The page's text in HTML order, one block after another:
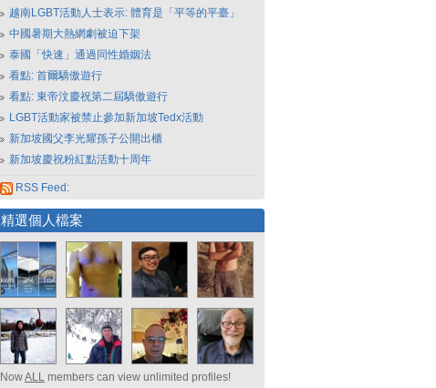
越南LGBT活動人士表示: 體育是「平等的平臺」
中國暑期大熱網劇被迫下架
泰國「快速」通過同性婚姻法
看點: 首爾驕傲遊行
看點: 東帝汶慶祝第二屆驕傲遊行
LGBT活動家被禁止參加新加坡Tedx活動
新加坡國父李光耀孫子公開出櫃
新加坡慶祝粉紅點活動十周年
RSS Feed:
精選個人檔案
NowALL members can view unlimited profiles!